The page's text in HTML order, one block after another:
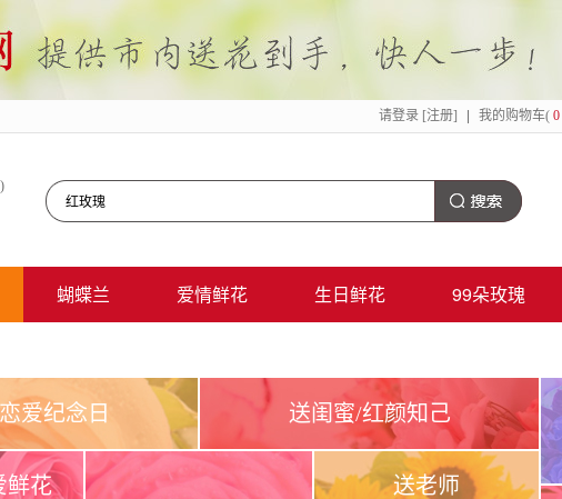
请登录 [注册] 我的购物车( 0
提供北京鲜花订购、网上订花、送花上门服务!
点
搜
索
蝴蝶兰 爱情鲜花 生日鲜花 99朵玫瑰
爱纪念日 送闺蜜/红颜知己
鲜花 送老师